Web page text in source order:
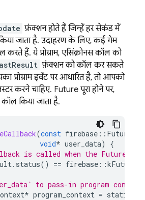
फ़ंक्शन होते हैं जिन्हें हर सेकंड में
जाता है. उदाहरण के लिए, कई गेम
हैं. ये प्रोग्राम, एसिंक्रोनस कॉल को
फ़ंक्शन को कॉल कर सकते
प्रोग्राम इवेंट पर आधारित है, तो आपको
करने चाहिए. Future पूरा होने पर,
किया जाता है.
(const firebase ::
void* user_data)
{
is called when the Future
. status() == firebase ::
to pass-in program
* program_context =